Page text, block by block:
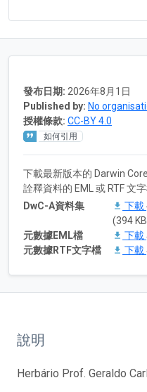
發布日期: 2026年8月1日
Published by: No
授權條款: CC-BY 4.0
如何引用
下載最新版本的 Darwin
詮釋資料的 EML 或 RTF 文字
DwC-A資料集
下載
(394
元數據EML檔
下載
元數據RTF文字檔
下載
說明
Herbário Prof. Geraldo